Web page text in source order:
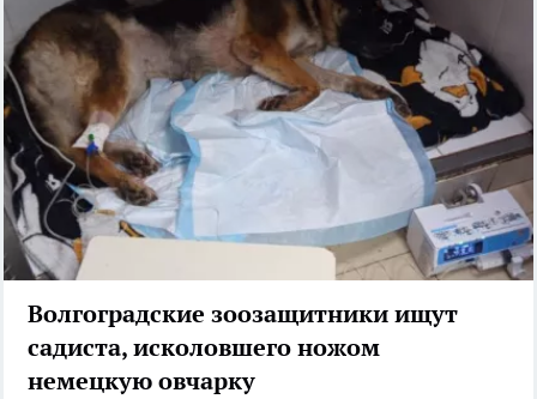
Волгоградские зоозащитники ищут
садиста, исколовшего ножом
немецкую овчарку